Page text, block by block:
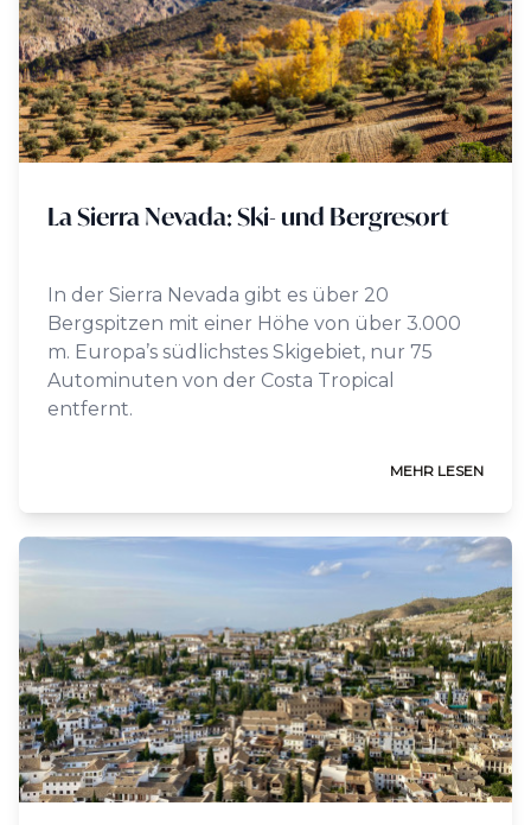
La Sierra Nevada: Ski- und Bergresort
In der Sierra Nevada gibt es über 20
Bergspitzen mit einer Höhe von über 3.000
m. Europa’s südlichstes Skigebiet, nur 75
Autominuten von der Costa Tropical
entfernt.
MEHR LESEN